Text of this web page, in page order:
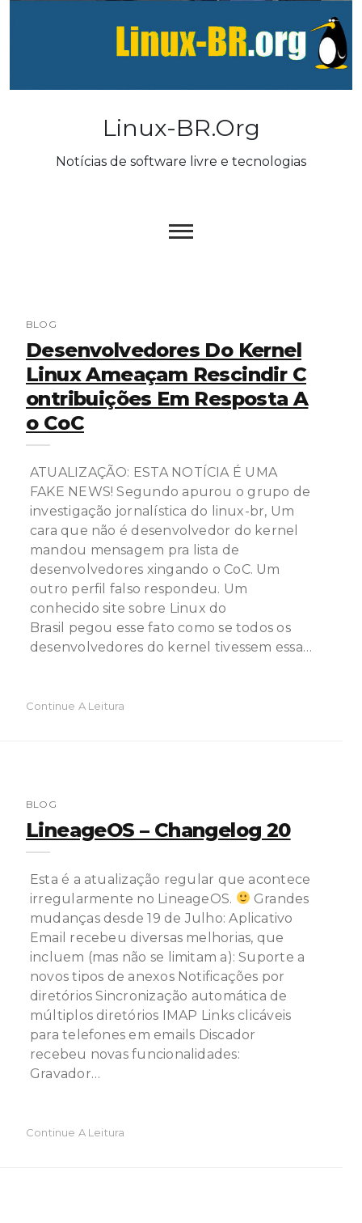
Linux-BR.org
Notícias de software livre e tecnologias
BLOG
Desenvolvedores Do Kernel
Linux Ameaçam Rescindir C
Ontribuições Em Resposta A
O CoC
ATUALIZAÇÃO: ESTA NOTÍCIA É UMA
FAKE NEWS! Segundo apurou o grupo de
investigação jornalística do linux-br, Um
cara que não é desenvolvedor do kernel
mandou mensagem pra lista de
desenvolvedores xingando o CoC. Um
outro perfil falso respondeu. Um
conhecido site sobre Linux do
Brasil pegou esse fato como se todos os
desenvolvedores do kernel tivessem essa…
Continue A Leitura
BLOG
LineageOS – Changelog 20
Esta é a atualização regular que acontece
irregularmente no LineageOS.
Grandes
mudanças desde 19 de Julho: Aplicativo
Email recebeu diversas melhorias, que
incluem (mas não se limitam a): Suporte a
novos tipos de anexos Notificações por
diretórios Sincronização automática de
múltiplos diretórios IMAP Links clicáveis
para telefones em emails Discador
recebeu novas funcionalidades:
Gravador…
Continue A Leitura